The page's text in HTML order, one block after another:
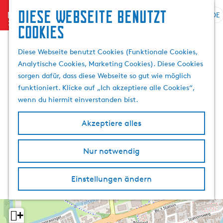
Diese Webseite benutzt
Cookies
Diese Webseite benutzt Cookies (Funktionale Cookies,
Analytische Cookies, Marketing Cookies). Diese Cookies
sorgen dafür, dass diese Webseite so gut wie möglich
funktioniert. Klicke auf „Ich akzeptiere alle Cookies“,
wenn du hiermit einverstanden bist.
Akzeptiere alles
Nur notwendig
Einstellungen ändern
menu
G
e
h
e
n
S
i
e
u
H
a
h
S
n
A
DE
+